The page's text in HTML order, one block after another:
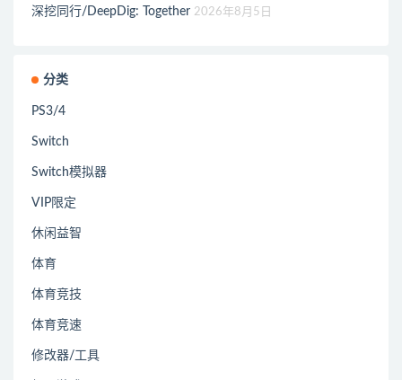
深挖同行/DeepDig: Together 2026年8月5日
分类
PS3/4
Switch
Switch模拟器
VIP限定
休闲益智
体育
体育竞技
体育竞速
修改器/工具